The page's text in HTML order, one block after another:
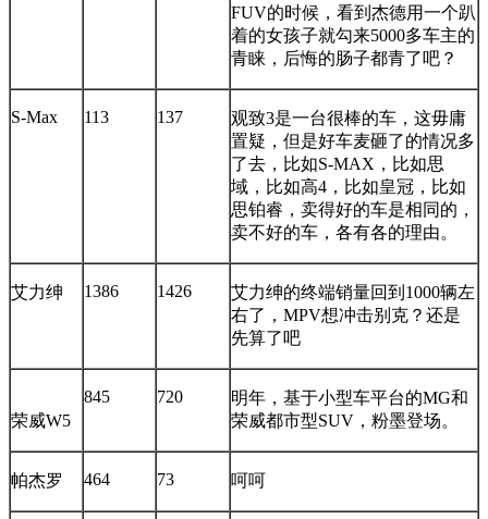
FUV的时候，看到杰德用一个趴
着的女孩子就勾来5000多车主的
青睐，后悔的肠子都青了吧？
S-Max 113 137
观致3是一台很棒的车，这毋庸
置疑，但是好车麦砸了的情况多
了去，比如S-MAX，比如思
域，比如高4，比如皇冠，比如
思铂睿，卖得好的车是相同的，
卖不好的车，各有各的理由。
艾力绅 1386 1426
艾力绅的终端销量回到1000辆左
右了，MPV想冲击别克？还是
先算了吧
荣威W5
845 720
明年，基于小型车平台的MG和
荣威都市型SUV，粉墨登场。
帕杰罗 464 73 呵呵